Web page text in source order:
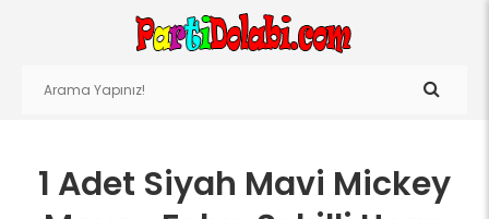
1 Adet Siyah Mavi Mickey